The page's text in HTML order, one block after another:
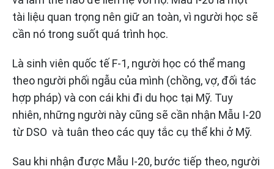
tài liệu quan trọng nên giữ an toàn, vì người học sẽ
cần nó trong suốt quá trình học.
Là sinh viên quốc tế F-1, người học có thể mang
theo người phối ngẫu của mình (chồng, vợ, đối tác
hợp pháp) và con cái khi đi du học tại Mỹ. Tuy
nhiên, những người này cũng sẽ cần nhận Mẫu I-20
từ DSO và tuân theo các quy tắc cụ thể khi ở Mỹ.
Sau khi nhận được Mẫu I-20, bước tiếp theo, người